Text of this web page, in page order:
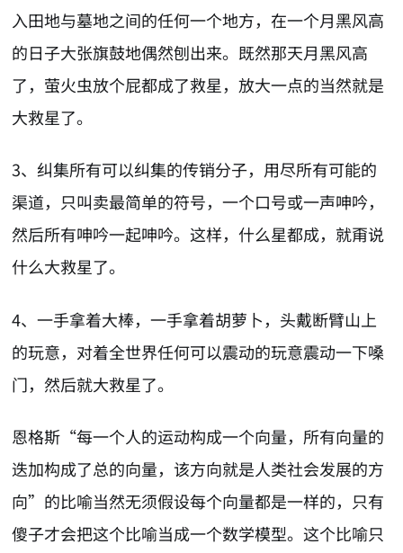
入田地与墓地之间的任何一个地方，在一个月黑风高
的日子大张旗鼓地偶然刨出来。既然那天月黑风高
了，萤火虫放个屁都成了救星，放大一点的当然就是
大救星了。
3、纠集所有可以纠集的传销分子，用尽所有可能的
渠道，只叫卖最简单的符号，一个口号或一声呻吟，
然后所有呻吟一起呻吟。这样，什么星都成，就甭说
什么大救星了。
4、一手拿着大棒，一手拿着胡萝卜，头戴断臂山上
的玩意，对着全世界任何可以震动的玩意震动一下嗓
门，然后就大救星了。
恩格斯“每一个人的运动构成一个向量，所有向量的
迭加构成了总的向量，该方向就是人类社会发展的方
向”的比喻当然无须假设每个向量都是一样的，只有
傻子才会把这个比喻当成一个数学模型。这个比喻只